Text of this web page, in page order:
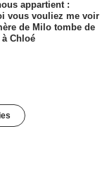
appartient :
vous vouliez me voir
de Milo tombe de
à Chloé